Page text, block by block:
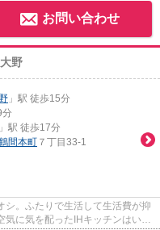
お問い合わせ
野
」駅 徒歩15分
分
」駅 徒歩17分
間本町 ７丁目33-1
シ。ふたりで生活して生活費が抑
気に気を配ったIHキッチンはいか